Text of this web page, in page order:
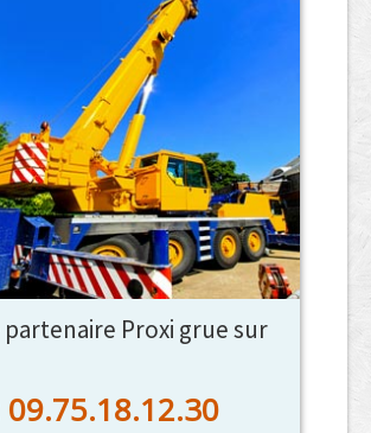
Proxi grue sur
09.75.18.12.30